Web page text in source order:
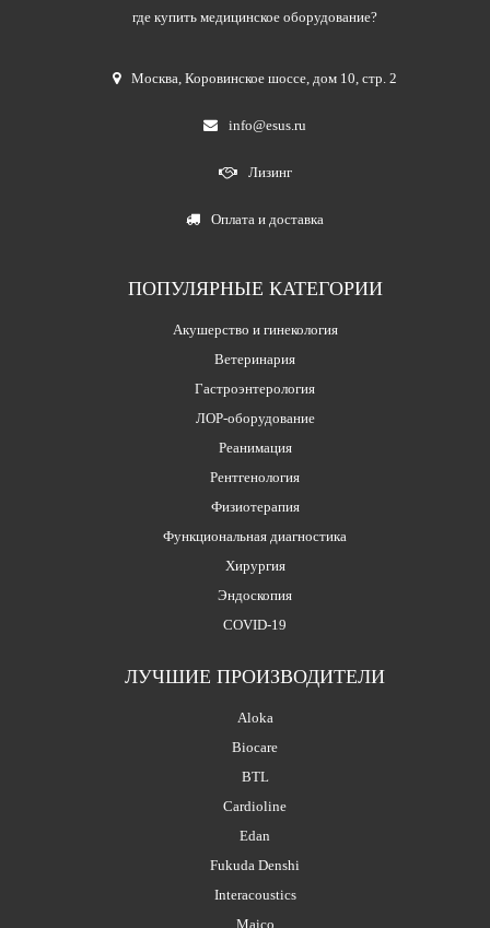
где купить медицинское оборудование?
Москва ,Коровинское шоссе, дом 10, стр. 2
info@esus.ru
Лизинг
Оплата и доставка
ПОПУЛЯРНЫЕ КАТЕГОРИИ
Акушерство и гинекология
Ветеринария
Гастроэнтерология
ЛОР-оборудование
Реанимация
Рентгенология
Физиотерапия
Функциональная диагностика
Хирургия
Эндоскопия
COVID-19
ЛУЧШИЕ ПРОИЗВОДИТЕЛИ
Aloka
Biocare
BTL
Cardioline
Edan
Fukuda Denshi
Interacoustics
Maico